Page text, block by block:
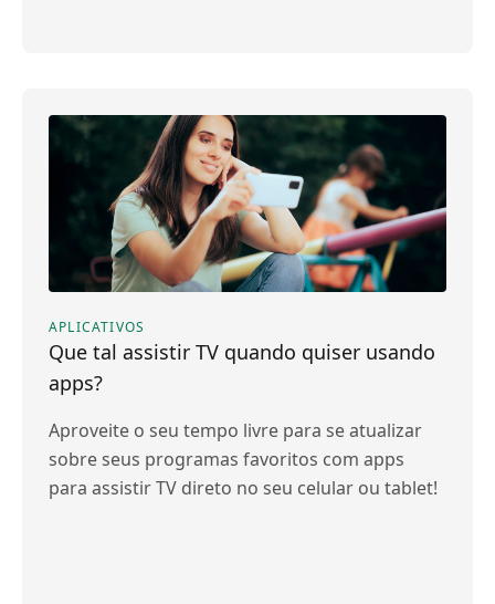
APLICATIVOS
Que tal assistir TV quando quiser usando
apps?
Aproveite o seu tempo livre para se atualizar
sobre seus programas favoritos com apps
para assistir TV direto no seu celular ou tablet!